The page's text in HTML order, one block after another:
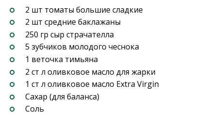
2 шт томаты большие сладкие
2 шт средние баклажаны
250 гр сыр страчателла
5 зубчиков молодого чеснока
1 веточка тимьяна
2 ст л оливковое масло для жарки
1 ст л оливковое масло Extra Virgin
Сахар (для баланса)
Соль